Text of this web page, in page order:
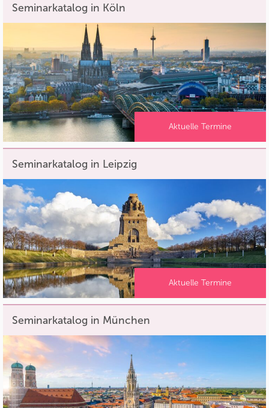
Seminarkatalog in Köln
Aktuelle Termine
Seminarkatalog in Leipzig
Aktuelle Termine
Seminarkatalog in München